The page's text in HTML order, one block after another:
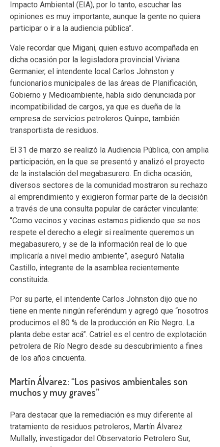
Impacto Ambiental (EIA), por lo tanto, escuchar las
opiniones es muy importante, aunque la gente no quiera
participar o ir a la audiencia pública”.
Vale recordar que Migani, quien estuvo acompañada en
dicha ocasión por la legisladora provincial Viviana
Germanier, el intendente local Carlos Johnston y
funcionarios municipales de las áreas de Planificación,
Gobierno y Medioambiente, había sido denunciada por
incompatibilidad de cargos, ya que es dueña de la
empresa de servicios petroleros Quinpe, también
transportista de residuos.
El 31 de marzo se realizó la Audiencia Pública, con amplia
participación, en la que se presentó y analizó el proyecto
de la instalación del megabasurero. En dicha ocasión,
diversos sectores de la comunidad mostraron su rechazo
al emprendimiento y exigieron formar parte de la decisión
a través de una consulta popular de carácter vinculante:
“Como vecinos y vecinas estamos pidiendo que se nos
respete el derecho a elegir si realmente queremos un
megabasurero, y se de la información real de lo que
implicaría a nivel medio ambiente”, aseguró Natalia
Castillo, integrante de la asamblea recientemente
constituida.
Por su parte, el intendente Carlos Johnston dijo que no
tiene en mente ningún referéndum y agregó que “nosotros
producimos el 80 % de la producción en Río Negro. La
planta debe estar acá”. Catriel es el centro de explotación
petrolera de Río Negro desde su descubrimiento a fines
de los años cincuenta.
Martín Álvarez: “Los pasivos ambientales son
muchos y muy graves”
Para destacar que la remediación es muy diferente al
tratamiento de residuos petroleros, Martín Álvarez
Mullally, investigador del Observatorio Petrolero Sur,